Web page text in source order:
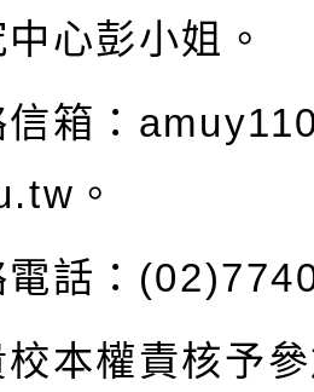
心彭小姐。
箱：
。
話：
校本權責核予